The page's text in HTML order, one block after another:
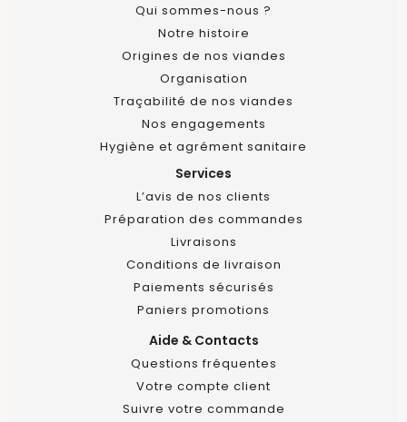
Qui sommes-nous ?
Notre histoire
Origines de nos viandes
Organisation
Traçabilité de nos viandes
Nos engagements
Hygiène et agrément sanitaire
Services
L’avis de nos clients
Préparation des commandes
Livraisons
Conditions de livraison
Paiements sécurisés
Paniers promotions
Aide & Contacts
Questions fréquentes
Votre compte client
Suivre votre commande